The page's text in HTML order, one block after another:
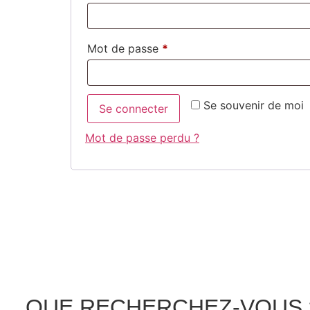
Mot de passe *
Se souvenir de moi
Se connecter
Mot de passe perdu ?